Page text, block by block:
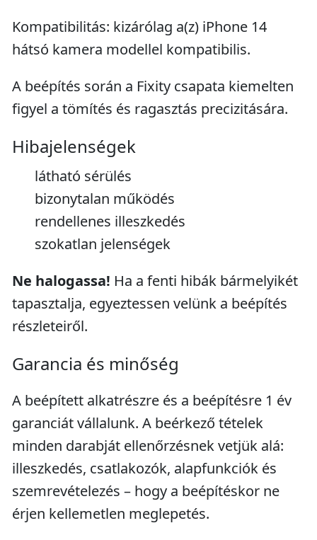
Kompatibilitás: kizárólag a(z) iPhone 14
hátsó kamera modellel kompatibilis.
A beépítés során a Fixity csapata kiemelten
figyel a tömítés és ragasztás precizitására.
Hibajelenségek
látható sérülés
bizonytalan működés
rendellenes illeszkedés
szokatlan jelenségek
Ne halogassa! Ha a fenti hibák bármelyikét
tapasztalja, egyeztessen velünk a beépítés
részleteiről.
Garancia és minőség
A beépített alkatrészre és a beépítésre 1 év
garanciát vállalunk. A beérkező tételek
minden darabját ellenőrzésnek vetjük alá:
illeszkedés, csatlakozók, alapfunkciók és
szemrevételezés – hogy a beépítéskor ne
érjen kellemetlen meglepetés.